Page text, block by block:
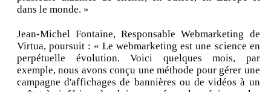
dans le monde. »
Jean-Michel Fontaine, Responsable Webmarketing de
Virtua, poursuit : « Le webmarketing est une science en
perpétuelle évolution. Voici quelques mois, par
exemple, nous avons conçu une méthode pour gérer une
campagne d'affichages de bannières ou de vidéos à un